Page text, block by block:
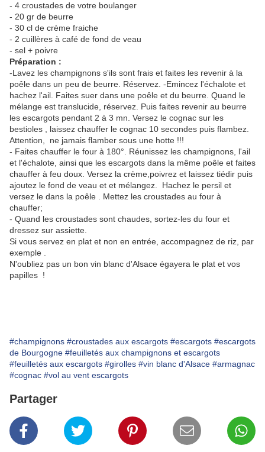
- 4 croustades de votre boulanger
- 20 gr de beurre
- 30 cl de crème fraiche
- 2 cuillères à café de fond de veau
- sel + poivre
Préparation :
-Lavez les champignons s'ils sont frais et faites les revenir à la
poêle dans un peu de beurre. Réservez. -Emincez l'échalote et
hachez l'ail. Faites suer dans une poêle et du beurre. Quand le
mélange est translucide, réservez. Puis faites revenir au beurre
les escargots pendant 2 à 3 mn. Versez le cognac sur les
bestioles , laissez chauffer le cognac 10 secondes puis flambez.
Attention, ne jamais flamber sous une hotte !!!
- Faites chauffer le four à 180°. Réunissez les champignons, l'ail
et l'échalote, ainsi que les escargots dans la même poêle et faites
chauffer à feu doux. Versez la crème,poivrez et laissez tiédir puis
ajoutez le fond de veau et et mélangez. Hachez le persil et
versez le dans la poêle . Mettez les croustades au four à
chauffer;
- Quand les croustades sont chaudes, sortez-les du four et
dressez sur assiette.
Si vous servez en plat et non en entrée, accompagnez de riz, par
exemple .
N'oubliez pas un bon vin blanc d'Alsace égayera le plat et vos
papilles !
#champignons #croustades aux escargots #escargots #escargots
de Bourgogne #feuilletés aux champignons et escargots
#feuilletés aux escargots #girolles #vin blanc d'Alsace #armagnac
#cognac #vol au vent escargots
Partager